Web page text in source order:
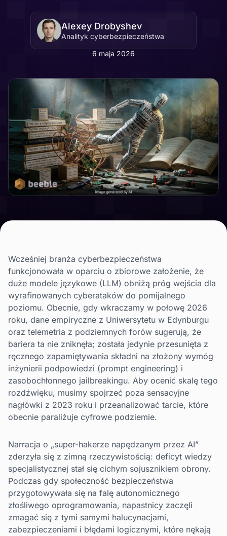
Alexey Drobyshev
Analityk cyberbezpieczeństwa
6 maja 2026
Wcześniej branża cyberbezpieczeństwa
funkcjonowała w oparciu o zbiorowe założenie, że
duże modele językowe (LLM) obniżą próg wejścia dla
wyrafinowanych cyberataków do pomijalnego
poziomu. Obecnie, gdy wkraczamy w połowę 2026
roku, dane empiryczne z Uniwersytetu w Edynburgu
oraz telemetria z podziemnych forów sugerują, że
bariera ta nie zniknęła; została jedynie przesunięta z
ręcznego zapamiętywania składni na złożony wymóg
inżynierii podpowiedzi (prompt engineering) i
zasobochłonnego jailbreakingu. Aby ocenić skalę tego
rozdźwięku, musimy spojrzeć poza sensacyjne
nagłówki z 2023 roku i przeanalizować tarcie, które
obecnie paraliżuje cyfrowe podziemie.
Narracja o „super-hakerze napędzanym przez AI”
zderzyła się z zimną rzeczywistością: deficyt wiedzy
specjalistycznej stał się cichym sojusznikiem obrony.
Podczas gdy społeczność bezpieczeństwa
przygotowywała się na falę autonomicznego
złośliwego oprogramowania, napastnicy zaczęli
zmagać się z tymi samymi halucynacjami,
zabezpieczeniami i błędami logicznymi, które nękają